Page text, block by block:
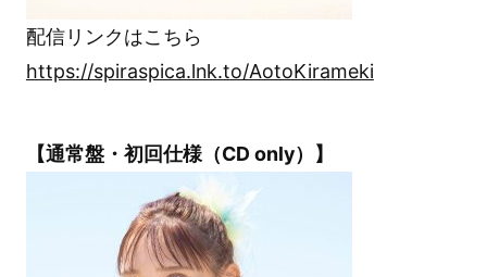
配信リンクはこちら
https://spiraspica.lnk.to/AotoKirameki
【通常盤・初回仕様（CD only）】